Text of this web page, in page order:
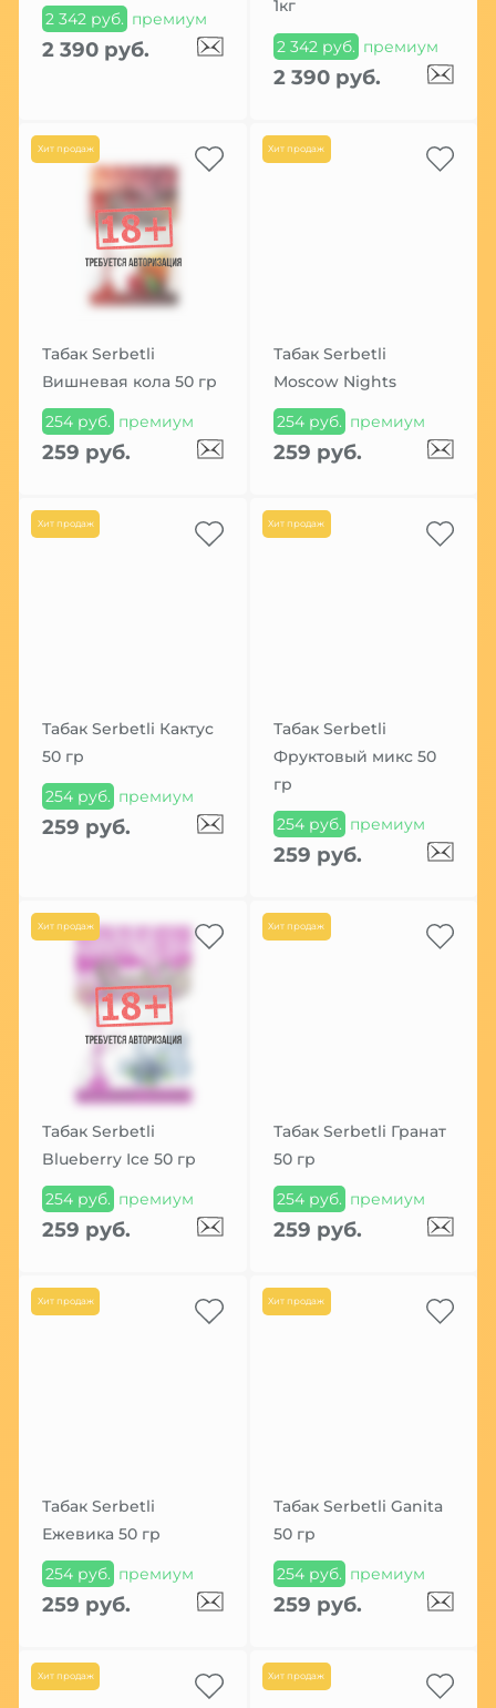
2 342 руб. премиум
2 390 руб.
1кг
2 342 руб. премиум
2 390 руб.
Хит продаж
Табак Serbetli
Вишневая кола 50 гр
254 руб. премиум
259 руб.
Хит продаж
Табак Serbetli
Moscow Nights
254 руб. премиум
259 руб.
Хит продаж
Табак Serbetli Кактус
50 гр
254 руб. премиум
259 руб.
Хит продаж
Табак Serbetli
Фруктовый микс 50
гр
254 руб. премиум
259 руб.
Хит продаж
Табак Serbetli
Blueberry Ice 50 гр
254 руб. премиум
259 руб.
Хит продаж
Табак Serbetli Гранат
50 гр
254 руб. премиум
259 руб.
Хит продаж
Табак Serbetli
Ежевика 50 гр
254 руб. премиум
259 руб.
Хит продаж
Табак Serbetli Ganita
50 гр
254 руб. премиум
259 руб.
Хит продаж Хит продаж